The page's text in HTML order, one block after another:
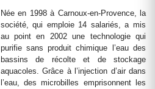
Née en 1998 à Carnoux-en-Provence, la
société, qui emploie 14 salariés, a mis
au point en 2002 une technologie qui
purifie sans produit chimique l’eau des
bassins de récolte et de stockage
aquacoles. Grâce à l’injection d’air dans
l’eau, des microbilles emprisonnent les